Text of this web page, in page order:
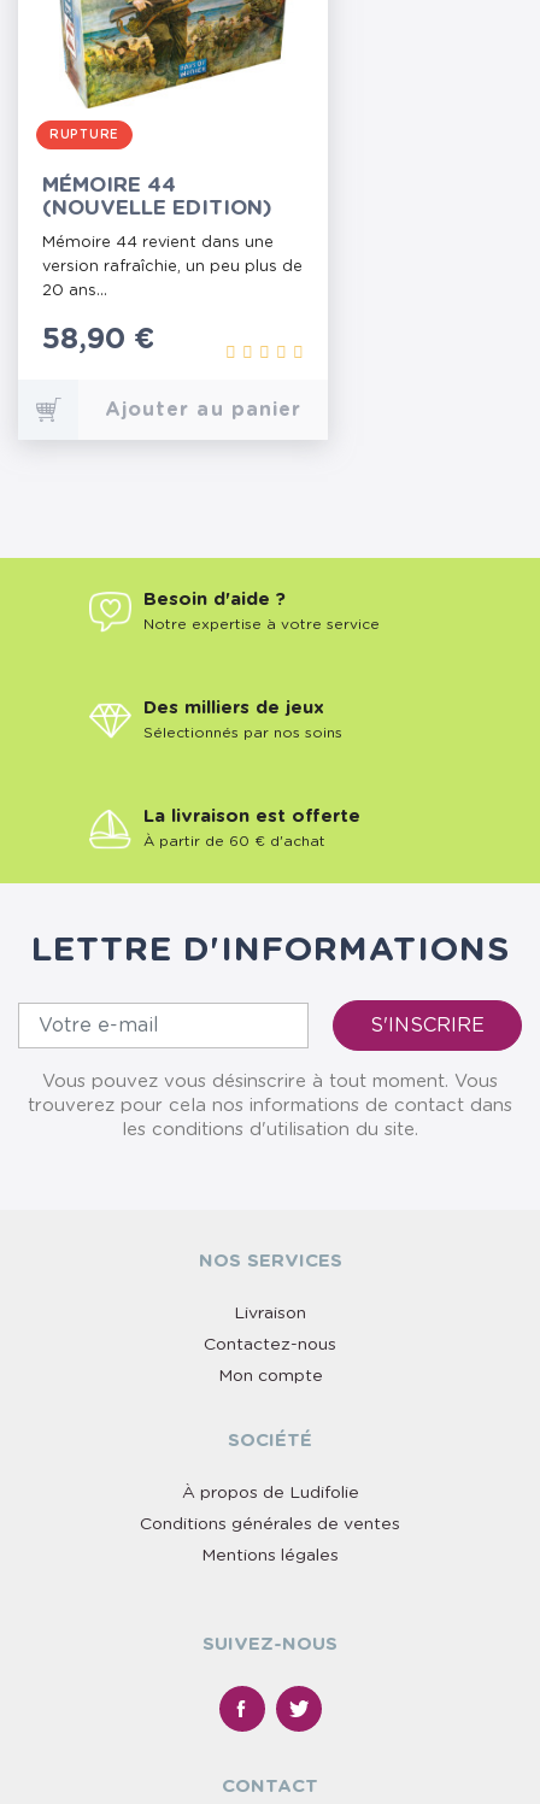
RUPTURE
MÉMOIRE 44
(NOUVELLE EDITION)
Mémoire 44 revient dans une
version rafraîchie, un peu plus de
20 ans...
Prix
58,90 €
Ajouter au panier
Besoin d'aide ?
Notre expertise à votre service
Des milliers de jeux
Sélectionnés par nos soins
La livraison est offerte
À partir de 60 € d'achat
LETTRE D'INFORMATIONS
Vous pouvez vous désinscrire à tout moment. Vous
trouverez pour cela nos informations de contact dans
les conditions d'utilisation du site.
NOS SERVICES
Livraison
Contactez-nous
Mon compte
SOCIÉTÉ
À propos de Ludifolie
Conditions générales de ventes
Mentions légales
SUIVEZ-NOUS
CONTACT